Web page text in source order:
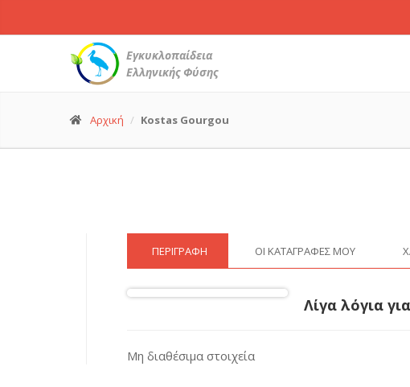
Εγκυκλοπαίδεια
Ελληνικής Φύσης
Αρχική Kostas Gourgou
ΠΕΡΙΓΡΑΦΉ ΟΙ ΚΑΤΑΓΡΑΦΈΣ ΜΟΥ
Λίγα λόγια
Μη διαθέσιμα στοιχεία